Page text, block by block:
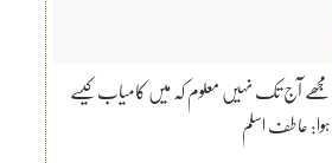
مجھے آج تک نہیں معلوم کہ میں کامیاب کیسے
ہوا: عاطف اسلم